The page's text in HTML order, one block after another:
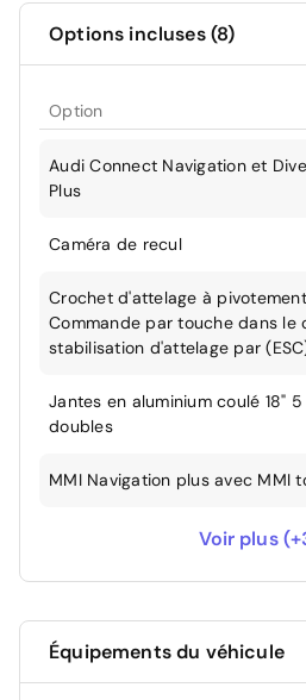
Options incluses (8)
Option
Audi Connect Navigation et
Plus
Caméra de recul
Crochet d'attelage à
Commande par touche dans le
stabilisation d'attelage par
Jantes en aluminium coulé 18"
doubles
MMI Navigation plus avec MMI
Pack Eclairage d'ambiance:
des pieds AV/AR, Eclairage du
Peinture métallisée Argent
Voir plus
Équipements du véhicule